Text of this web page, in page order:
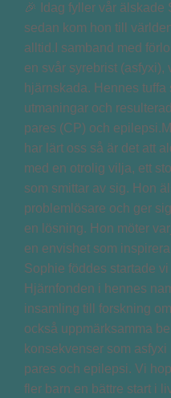
🎉 Idag fyller vår
sedan kom hon till
alltid.I samband med
en svår syrebrist (asfyxi),
hjärnskada. Hennes
utmaningar och
pares (CP) och
har lärt oss så är det att
med en otrolig vilja, ett
som smittar av sig. Hon
problemlösare och ger
en lösning. Hon möter
en envishet som
Sophie föddes startade
Hjärnfonden i hennes
insamling till forskning
också uppmärksamma
konsekvenser som
pares och epilepsi. Vi
fler barn en bättre start i